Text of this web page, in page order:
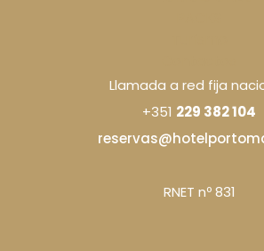
Llamada a red fija
+351 229 382 104
RNET nº 831